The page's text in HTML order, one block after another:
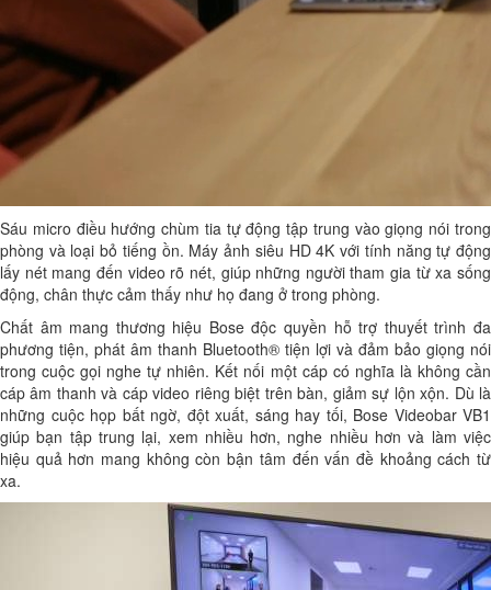
Sáu micro điều hướng chùm tia tự động tập trung vào giọng nói trong
phòng và loại bỏ tiếng ồn. Máy ảnh siêu HD 4K với tính năng tự động
lấy nét mang đến video rõ nét, giúp những người tham gia từ xa sống
động, chân thực cảm thấy như họ đang ở trong phòng.
Chất âm mang thương hiệu Bose độc ​​quyền hỗ trợ thuyết trình đa
phương tiện, phát âm thanh Bluetooth® tiện lợi và đảm bảo giọng nói
trong cuộc gọi nghe tự nhiên. Kết nối một cáp có nghĩa là không cần
cáp âm thanh và cáp video riêng biệt trên bàn, giảm sự lộn xộn. Dù là
những cuộc họp bất ngờ, đột xuất, sáng hay tối, Bose Videobar VB1
giúp bạn tập trung lại, xem nhiều hơn, nghe nhiều hơn và làm việc
hiệu quả hơn mang không còn bận tâm đến vấn đề khoảng cách từ
xa.